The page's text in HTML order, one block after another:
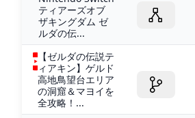
ティアーズオブ
ザキングダム ゼ
ルダの伝...
【ゼルダの伝説テ
ィアキン】ゲルド
高地鳥望台エリア
の洞窟＆マヨイを
全攻略！...